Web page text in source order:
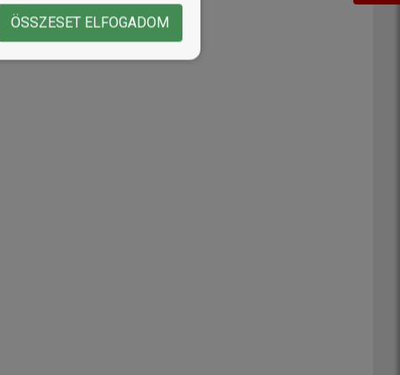
ÖSSZESET ELFOGADOM